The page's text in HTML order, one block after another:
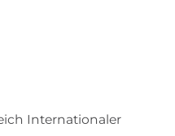
Internationaler